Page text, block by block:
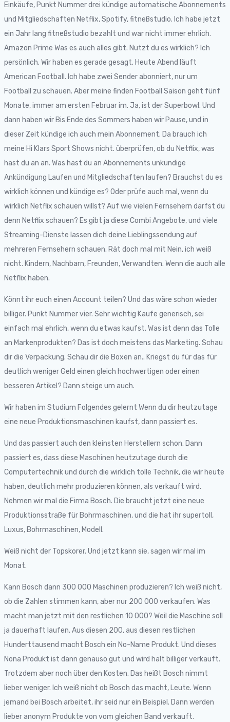
Einkäufe, Punkt Nummer drei kündige automatische Abonnements
und Mitgliedschaften Netflix, Spotify, fitneßstudio. Ich habe jetzt
ein Jahr lang fitneßstudio bezahlt und war nicht immer ehrlich.
Amazon Prime Was es auch alles gibt. Nutzt du es wirklich? Ich
persönlich. Wir haben es gerade gesagt. Heute Abend läuft
American Football. Ich habe zwei Sender abonniert, nur um
Football zu schauen. Aber meine finden Football Saison geht fünf
Monate, immer am ersten Februar im. Ja, ist der Superbowl. Und
dann haben wir Bis Ende des Sommers haben wir Pause, und in
dieser Zeit kündige ich auch mein Abonnement. Da brauch ich
meine Hi Klars Sport Shows nicht. überprüfen, ob du Netflix, was
hast du an an. Was hast du an Abonnements unkundige
Ankündigung Laufen und Mitgliedschaften laufen? Brauchst du es
wirklich können und kündige es? Oder prüfe auch mal, wenn du
wirklich Netflix schauen willst? Auf wie vielen Fernsehern darfst du
denn Netflix schauen? Es gibt ja diese Combi Angebote, und viele
Streaming-Dienste lassen dich deine Lieblingssendung auf
mehreren Fernsehern schauen. Rät doch mal mit Nein, ich weiß
nicht. Kindern, Nachbarn, Freunden, Verwandten. Wenn die auch alle
Netflix haben.
Könnt ihr euch einen Account teilen? Und das wäre schon wieder
billiger. Punkt Nummer vier. Sehr wichtig Kaufe generisch, sei
einfach mal ehrlich, wenn du etwas kaufst. Was ist denn das Tolle
an Markenprodukten? Das ist doch meistens das Marketing. Schau
dir die Verpackung. Schau dir die Boxen an.. Kriegst du für das für
deutlich weniger Geld einen gleich hochwertigen oder einen
besseren Artikel? Dann steige um auch.
Wir haben im Studium Folgendes gelernt Wenn du dir heutzutage
eine neue Produktionsmaschinen kaufst, dann passiert es.
Und das passiert auch den kleinsten Herstellern schon. Dann
passiert es, dass diese Maschinen heutzutage durch die
Computertechnik und durch die wirklich tolle Technik, die wir heute
haben, deutlich mehr produzieren können, als verkauft wird.
Nehmen wir mal die Firma Bosch. Die braucht jetzt eine neue
Produktionsstraße für Bohrmaschinen, und die hat ihr supertoll,
Luxus, Bohrmaschinen, Modell.
Weiß nicht der Topskorer. Und jetzt kann sie, sagen wir mal im
Monat.
Kann Bosch dann 300 000 Maschinen produzieren? Ich weiß nicht,
ob die Zahlen stimmen kann, aber nur 200 000 verkaufen. Was
macht man jetzt mit den restlichen 10 000? Weil die Maschine soll
ja dauerhaft laufen. Aus diesen 200, aus diesen restlichen
Hunderttausend macht Bosch ein No-Name Produkt. Und dieses
Nona Produkt ist dann genauso gut und wird halt billiger verkauft.
Trotzdem aber noch über den Kosten. Das heißt Bosch nimmt
lieber weniger. Ich weiß nicht ob Bosch das macht, Leute. Wenn
jemand bei Bosch arbeitet, ihr seid nur ein Beispiel. Dann werden
lieber anonym Produkte von vom gleichen Band verkauft.